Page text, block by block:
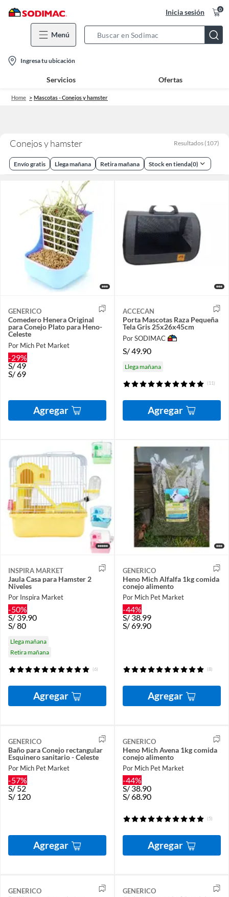
Inicia sesión 0
Menú
Bar
location-
icon
Ingresa tu ubicación
Servicios Ofertas
Home Mascotas - Conejos y hamster
Conejos y hamster Resultados (107)
Envío gratis Llega mañana Retira mañana Stock en tienda(0)
GENERICO
Comedero Henera Original
para Conejo Plato para Heno-
Celeste
Por Mich Pet Market
-29%
S/49
S/69
Agregar
ACCECAN
Porta Mascotas Raza Pequeña
Tela Gris 25x26x45cm
Por SODIMAC
S/49.90
Llega mañana
(11)
Agregar
INSPIRA MARKET
Jaula Casa para Hamster 2
Niveles
Por Inspira Market
-50%
S/39.90
S/80
Llega mañana
Retira mañana
(6)
Agregar
GENERICO
Heno Mich Alfalfa 1kg comida
conejo alimento
Por Mich Pet Market
-44%
S/38.99
S/69.90
(8)
Agregar
GENERICO
Baño para Conejo rectangular
Esquinero sanitario - Celeste
Por Mich Pet Market
-57%
S/ 52
S/ 120
Agregar
GENERICO
Heno Mich Avena 1kg comida
conejo alimento
Por Mich Pet Market
-44%
S/ 38.90
S/68.90
(5)
Agregar
GENERICO GENERICO